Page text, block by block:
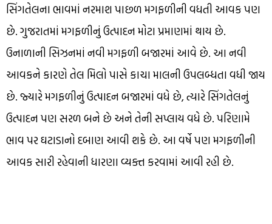
સિંગતેલના ભાવમાં નરમાશ પાછળ મગફળીની વધતી આવક પણ
છે. ગુજરાતમાં મગફળીનું ઉત્પાદન મોટા પ્રમાણમાં થાય છે.
ઉનાળાની સિઝનમાં નવી મગફળી બજારમાં આવે છે. આ નવી
આવકને કારણે તેલ મિલો પાસે કાચા માલની ઉપલબ્ધતા વધી જાય
છે. જ્યારે મગફળીનું ઉત્પાદન બજારમાં વધે છે, ત્યારે સિંગતેલનું
ઉત્પાદન પણ સરળ બને છે અને તેની સપ્લાય વધે છે. પરિણામે
ભાવ પર ઘટાડાનો દબાણ આવી શકે છે. આ વર્ષે પણ મગફળીની
આવક સારી રહેવાની ધારણા વ્યક્ત કરવામાં આવી રહી છે.